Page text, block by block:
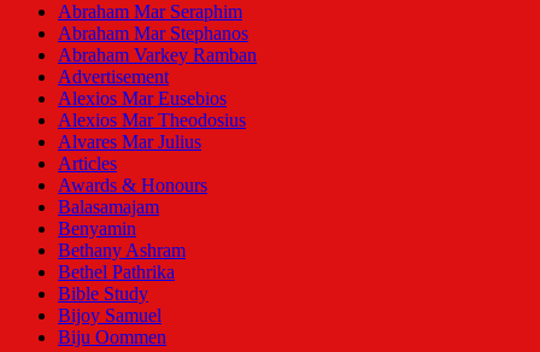
Abraham Mar Seraphim
Abraham Mar Stephanos
Abraham Varkey Ramban
Advertisement
Alexios Mar Eusebios
Alexios Mar Theodosius
Alvares Mar Julius
Articles
Awards & Honours
Balasamajam
Benyamin
Bethany Ashram
Bethel Pathrika
Bible Study
Bijoy Samuel
Biju Oommen